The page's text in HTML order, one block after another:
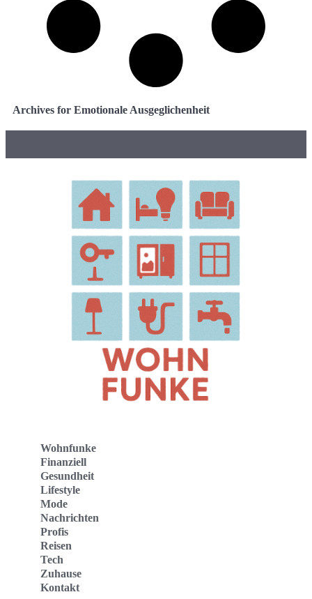
Archives for Emotionale Ausgeglichenheit
Wohnfunke
Finanziell
Gesundheit
Lifestyle
Mode
Nachrichten
Profis
Reisen
Tech
Zuhause
Kontakt